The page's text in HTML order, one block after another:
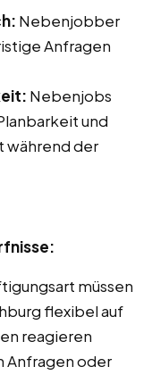
Nebenjobber
Anfragen
Nebenjobs
und
während der
müssen
flexibel auf
reagieren
Anfragen oder